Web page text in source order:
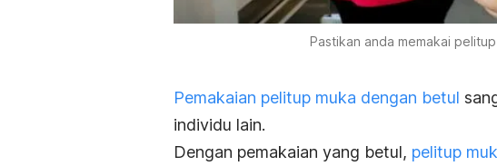
Pastikan anda memakai
Pemakaian pelitup muka dengan betul
individu lain.
Dengan pemakaian yang betul, pelitup